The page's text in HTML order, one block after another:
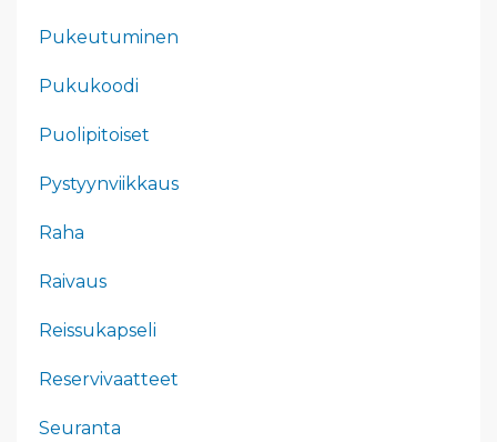
Pukeutuminen
Pukukoodi
Puolipitoiset
Pystyynviikkaus
Raha
Raivaus
Reissukapseli
Reservivaatteet
Seuranta